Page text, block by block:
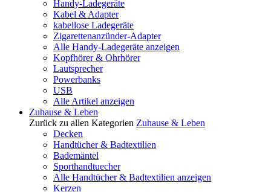
Handy-Ladegeräte
Kabel & Adapter
kabellose Ladegeräte
Zigarettenanzünder-Adapter
Alle Handy-Ladegeräte anzeigen
Kopfhörer & Ohrhörer
Lautsprecher
Powerbanks
USB
Alle Artikel anzeigen
Zuhause & Leben
Zurück zu allen Kategorien Zuhause & Leben
Decken
Handtücher & Badtextilien
Bademäntel
Sporthandtuecher
Alle Handtücher & Badtextilien anzeigen
Kerzen